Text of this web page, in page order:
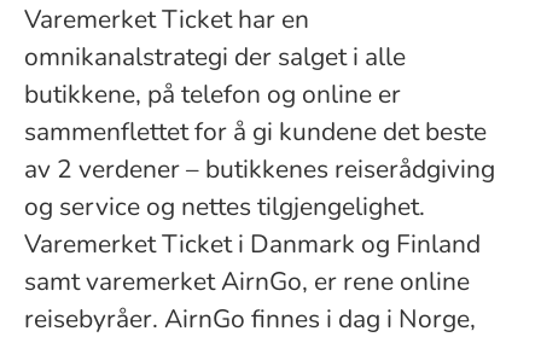
Varemerket Ticket har en
omnikanalstrategi der salget i alle
butikkene, på telefon og online er
sammenflettet for å gi kundene det beste
av 2 verdener – butikkenes reiserådgiving
og service og nettes tilgjengelighet.
Varemerket Ticket i Danmark og Finland
samt varemerket AirnGo, er rene online
reisebyråer. AirnGo finnes i dag i Norge,